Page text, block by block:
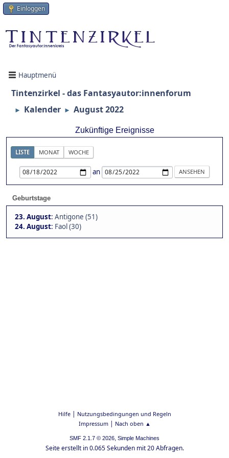
Einloggen
Hauptmenü
Tintenzirkel - das Fantasyautor:innenforum
► Kalender ► August 2022
Zukünftige Ereignisse
LISTE MONAT WOCHE
an
Geburtstage
23. August: Antigone (51)
24. August: Faol (30)
Hilfe| Nutzungsbedingungen und Regeln
Impressum| Nach oben ▲
SMF 2.1.7 © 2026, Simple Machines
Seite erstellt in 0.065 Sekunden mit 20 Abfragen.